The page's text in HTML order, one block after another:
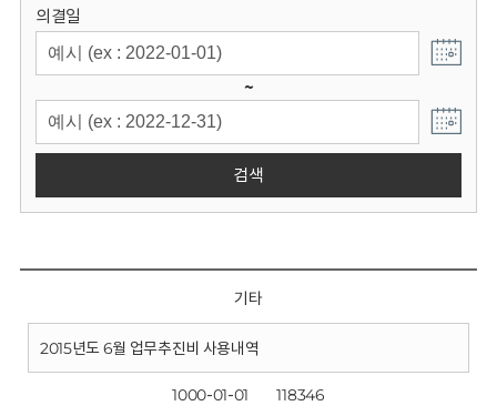
의결일
~
검색
기타
2015년도 6월 업무추진비 사용내역
1000-01-01 118346